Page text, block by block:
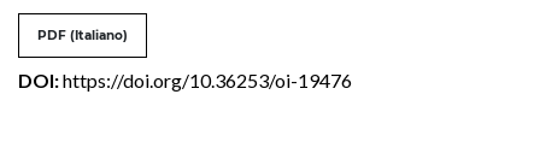
PDF (Italiano)
DOI:https://doi.org/10.36253/oi-19476